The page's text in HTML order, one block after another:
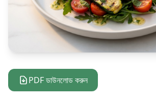
PDF ডাউনলোড করুন